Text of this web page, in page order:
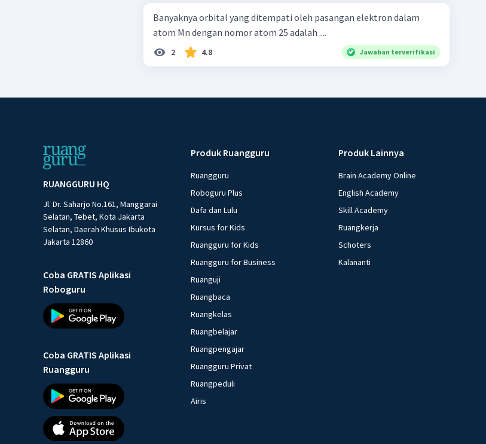
Banyaknya orbital yang ditempati oleh pasangan elektron dalam
atom Mn dengan nomor atom 25 adalah ....
2 4.8 Jawaban terverifikasi
RUANGGURU HQ
Jl. Dr. Saharjo No.161, Manggarai
Selatan, Tebet, Kota Jakarta
Selatan, Daerah Khusus Ibukota
Jakarta 12860
Coba GRATIS Aplikasi
Roboguru
Coba GRATIS Aplikasi
Ruangguru
Produk Ruangguru
Ruangguru
Roboguru Plus
Dafa dan Lulu
Kursus for Kids
Ruangguru for Kids
Ruangguru for Business
Ruanguji
Ruangbaca
Ruangkelas
Ruangbelajar
Ruangpengajar
Ruangguru Privat
Ruangpeduli
Airis
Produk Lainnya
Brain Academy Online
English Academy
Skill Academy
Ruangkerja
Schoters
Kalananti